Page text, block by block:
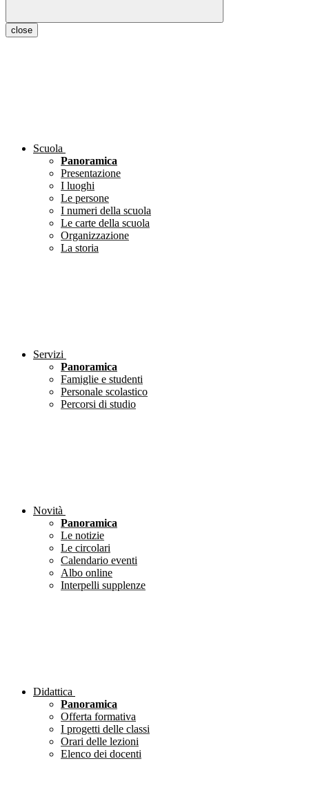
close
Scuola
Panoramica
Presentazione
I luoghi
Le persone
I numeri della scuola
Le carte della scuola
Organizzazione
La storia
Servizi
Panoramica
Famiglie e studenti
Personale scolastico
Percorsi di studio
Novità
Panoramica
Le notizie
Le circolari
Calendario eventi
Albo online
Interpelli supplenze
Didattica
Panoramica
Offerta formativa
I progetti delle classi
Orari delle lezioni
Elenco dei docenti